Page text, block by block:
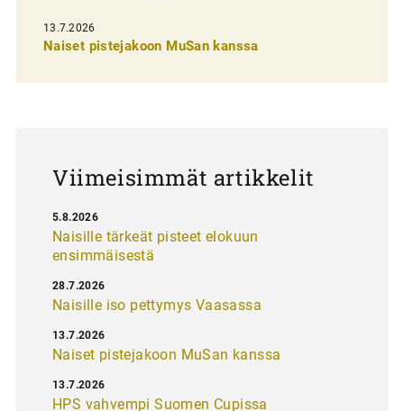
e
13.7.2026
Naiset pistejakoon MuSan kanssa
Viimeisimmät artikkelit
Naisille tärkeät pisteet elokuun
ensimmäisestä
5.8.2026
Naisille iso pettymys Vaasassa
28.7.2026
Naiset pistejakoon MuSan kanssa
13.7.2026
HPS vahvempi Suomen Cupissa
13.7.2026